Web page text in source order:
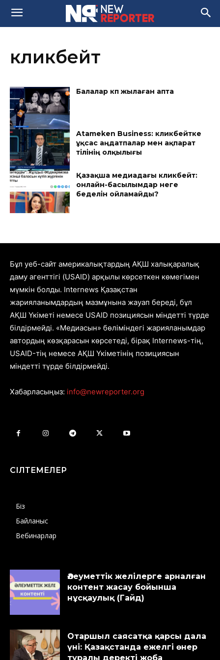
кликбейт
Балалар көп жылаған апта
Atameken Business: кликбейтке
ұқсас аңдатпалар мен ақпарат
тілінің олқылығы
Қазақша медиадағы кликбейт:
онлайн-басылымдар неге
беделін ойламайды?
Бұл уеб-сайт америкалықтардың АҚШ халықаралық
даму агенттігі (USAID) арқылы көрсеткен көмегімен
мүмкін болды. Internews Қазақстан
жарияланымдардың мазмұнына жауап береді, бұл
АҚШ Үкіметі немесе USAID позициясын міндетті түрде
білдірмейді. «Медиасын» бөліміндегі жарияланымдар
автордың көзқарасын көрсетеді, бірақ Internews-тің,
USAID-тің немесе АҚШ Үкіметінің позициясын
міндетті түрде білдірмейді.
Хабарласыңыз: info@newreporter.org
СІЛТЕМЕЛЕР
Біз
Байланыс
Вебинарлар
Әлеуметтік желілерге арналған
контент жасау бойынша
нұсқаулық (Гайд)
Отаршыл саясатқа қарсы дала
үні: Қазақстанда ежелгі өнер
туралы деректі жоба